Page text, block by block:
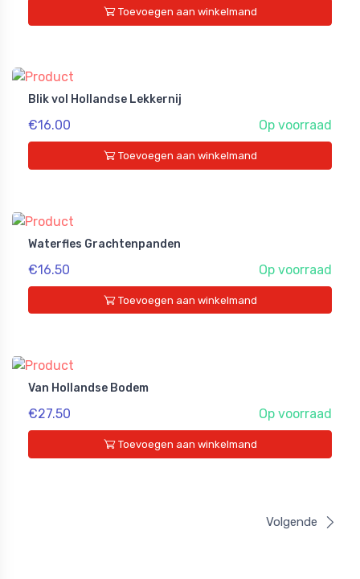
Toevoegen aan winkelmand
Blik vol Hollandse Lekkernij
€16.00 Op voorraad
Toevoegen aan winkelmand
Waterfles Grachtenpanden
€16.50 Op voorraad
Toevoegen aan winkelmand
Van Hollandse Bodem
€27.50 Op voorraad
Toevoegen aan winkelmand
Volgende